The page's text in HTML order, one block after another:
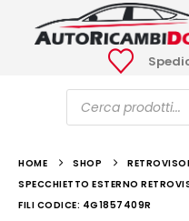
Ricerca
prodotti
HOME SHOP
SPECCHIETTO ESTERNO
FILI CODICE: 4G1857409R